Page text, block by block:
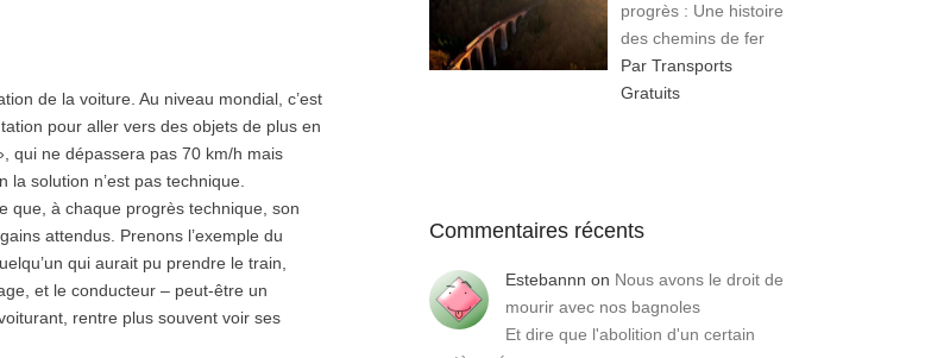
de la voiture. Au niveau mondial, c’est
pour aller vers des objets de plus en
qui ne dépassera pas 70 km/h mais
solution n’est pas technique.
que, à chaque progrès technique, son
attendus. Prenons l’exemple du
qui aurait pu prendre le train,
et le conducteur – peut-être un
rentre plus souvent voir ses
progrès : Une histoire
des chemins de fer
Par Transports
Gratuits
Commentaires récents
Estebannn on Nous avons le droit de
mourir avec nos bagnoles
Et dire que l'abolition d'un certain